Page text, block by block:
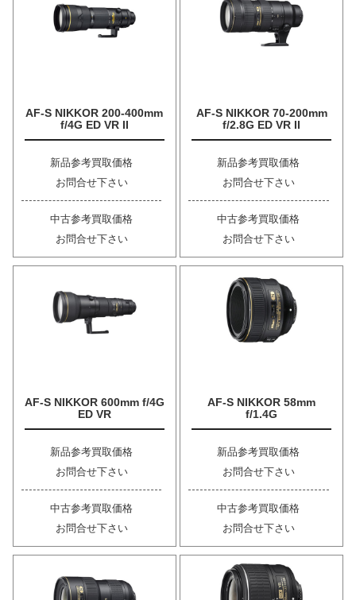
AF-S NIKKOR 200-400mm
f/4G ED VR II
新品参考買取価格
お問合せ下さい
中古参考買取価格
お問合せ下さい
AF-S NIKKOR 70-200mm
f/2.8G ED VR II
新品参考買取価格
お問合せ下さい
中古参考買取価格
お問合せ下さい
AF-S NIKKOR 600mm f/4G
ED VR
新品参考買取価格
お問合せ下さい
中古参考買取価格
お問合せ下さい
AF-S NIKKOR 58mm
f/1.4G
新品参考買取価格
お問合せ下さい
中古参考買取価格
お問合せ下さい